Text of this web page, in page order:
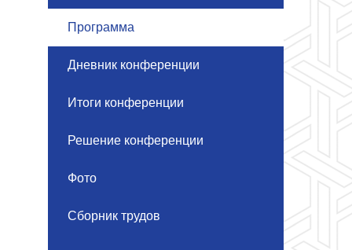
Программа
Дневник конференции
Итоги конференции
Решение конференции
Фото
Сборник трудов